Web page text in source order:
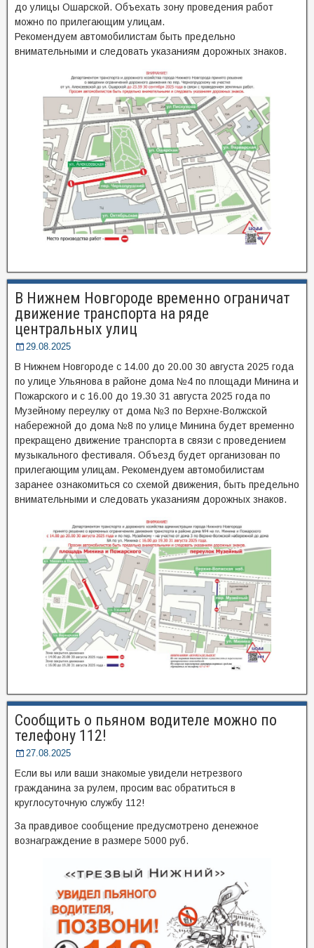
до улицы Ошарской. Объехать зону проведения работ
можно по прилегающим улицам.
Рекомендуем автомобилистам быть предельно
внимательными и следовать указаниям дорожных знаков.
В Нижнем Новгороде временно ограничат
движение транспорта на ряде
центральных улиц
29.08.2025
В Нижнем Новгороде с 14.00 до 20.00 30 августа 2025 года
по улице Ульянова в районе дома №4 по площади Минина и
Пожарского и с 16.00 до 19.30 31 августа 2025 года по
Музейному переулку от дома №3 по Верхне-Волжской
набережной до дома №8 по улице Минина будет временно
прекращено движение транспорта в связи с проведением
музыкального фестиваля. Объезд будет организован по
прилегающим улицам. Рекомендуем автомобилистам
заранее ознакомиться со схемой движения, быть предельно
внимательными и следовать указаниям дорожных знаков.
Сообщить о пьяном водителе можно по
телефону 112!
27.08.2025
Если вы или ваши знакомые увидели нетрезвого
гражданина за рулем, просим вас обратиться в
круглосуточную службу 112!
За правдивое сообщение предусмотрено денежное
вознаграждение в размере 5000 руб.